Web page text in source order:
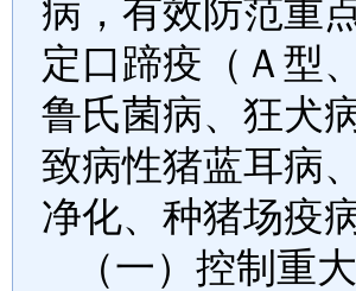
病，有效防范重
定口蹄疫（Ａ型
鲁氏菌病、狂犬
致病性猪蓝耳病
净化、种猪场疫
（一）控制重